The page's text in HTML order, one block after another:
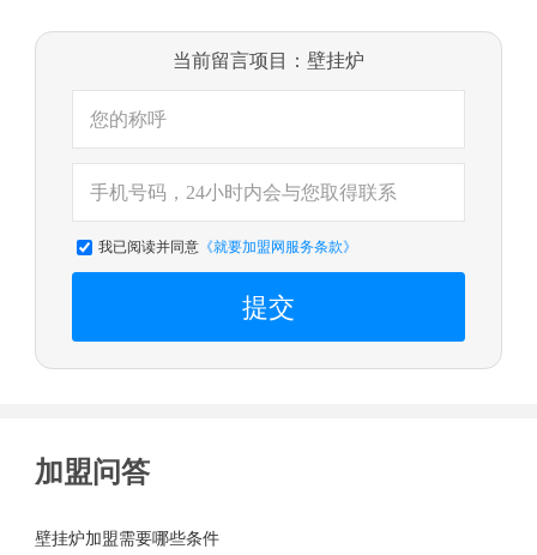
当前留言项目：壁挂炉
我已阅读并同意《就要加盟网服务条款》
提交
加盟问答
壁挂炉加盟需要哪些条件